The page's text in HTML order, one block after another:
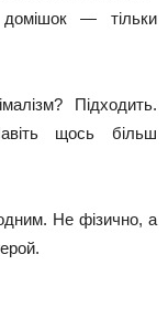
домішок — тільки
Підходить.
щось більш
Не фізично, а